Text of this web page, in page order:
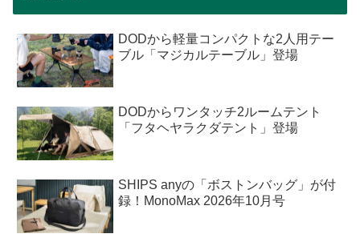
DODから軽量コンパクトな2人用テー
ブル「マジカルテーブル」登場
DODからワンタッチ2ルームテント
「フタヘヤラクダテント」登場
SHIPS anyの「ボストンバッグ」が付
録！MonoMax 2026年10月号